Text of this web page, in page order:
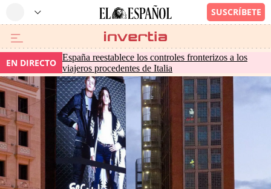
EN DIRECTO España reestablece los controles fronterizos a los
viajeros procedentes de Italia